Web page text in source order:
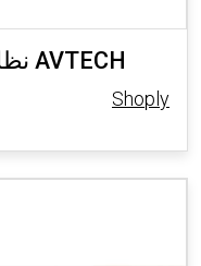
نظام المراقبه التلفزيونيه AVTECH
Shoply